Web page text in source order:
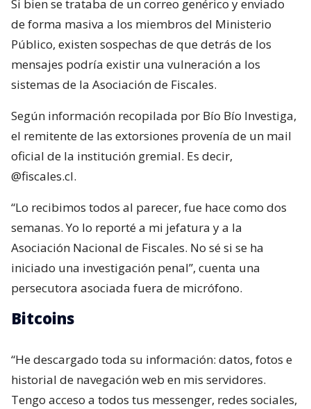
Si bien se trataba de un correo genérico y enviado
de forma masiva a los miembros del Ministerio
Público, existen sospechas de que detrás de los
mensajes podría existir una vulneración a los
sistemas de la Asociación de Fiscales.
Según información recopilada por Bío Bío Investiga,
el remitente de las extorsiones provenía de un mail
oficial de la institución gremial. Es decir,
@fiscales.cl.
“Lo recibimos todos al parecer, fue hace como dos
semanas. Yo lo reporté a mi jefatura y a la
Asociación Nacional de Fiscales. No sé si se ha
iniciado una investigación penal”, cuenta una
persecutora asociada fuera de micrófono.
Bitcoins
“He descargado toda su información: datos, fotos e
historial de navegación web en mis servidores.
Tengo acceso a todos tus messenger, redes sociales,